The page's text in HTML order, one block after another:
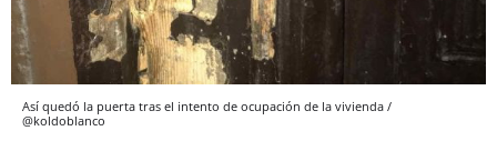
Así quedó la puerta tras el intento de ocupación de la vivienda /
@koldoblanco